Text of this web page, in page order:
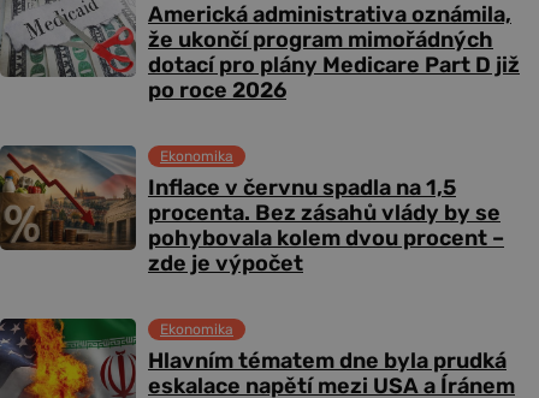
Americká administrativa oznámila,
že ukončí program mimořádných
dotací pro plány Medicare Part D již
po roce 2026
Inflace v červnu spadla na 1,5
procenta. Bez zásahů vlády by se
pohybovala kolem dvou procent –
zde je výpočet
Ekonomika
Hlavním tématem dne byla prudká
eskalace napětí mezi USA a Íránem
Ekonomika